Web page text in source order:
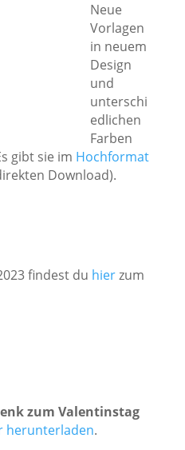
Neue
Vorlagen
in neuem
Design
und
unterschi
edlichen
Farben
gibt sie im Hochformat
Download).
findest du hierzum
zum Valentinstag
herunterladen.